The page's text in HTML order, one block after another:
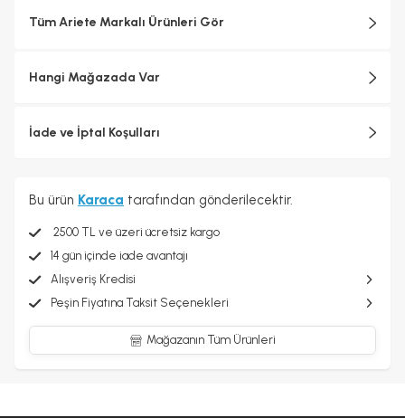
Tüm Ariete Markalı Ürünleri Gör
Hangi Mağazada Var
İade ve İptal Koşulları
Bu ürün Karaca tarafından gönderilecektir.
2500 TL ve üzeri ücretsiz kargo
14 gün içinde iade avantajı
Alışveriş Kredisi
Peşin Fiyatına Taksit Seçenekleri
Mağazanın Tüm Ürünleri